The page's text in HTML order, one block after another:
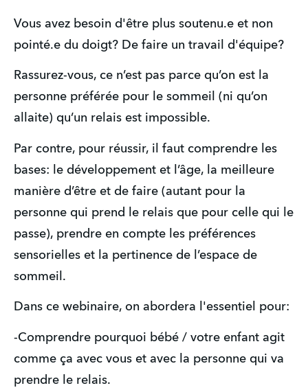
Vous avez besoin d'être plus soutenu.e et non
pointé.e du doigt? De faire un travail d'équipe?
Rassurez-vous, ce n’est pas parce qu’on est la
personne préférée pour le sommeil (ni qu’on
allaite) qu’un relais est impossible.
Par contre, pour réussir, il faut comprendre les
bases: le développement et l’âge, la meilleure
manière d’être et de faire (autant pour la
personne qui prend le relais que pour celle qui le
passe), prendre en compte les préférences
sensorielles et la pertinence de l’espace de
sommeil.
Dans ce webinaire, on abordera l'essentiel pour:
-Comprendre pourquoi bébé / votre enfant agit
comme ça avec vous et avec la personne qui va
prendre le relais.